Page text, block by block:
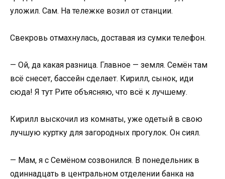
уложил. Сам. На тележке возил от станции.
Свекровь отмахнулась, доставая из сумки телефон.
— Ой, да какая разница. Главное — земля. Семён там
всё снесет, бассейн сделает. Кирилл, сынок, иди
сюда! Я тут Рите объясняю, что всё к лучшему.
Кирилл выскочил из комнаты, уже одетый в свою
лучшую куртку для загородных прогулок. Он сиял.
— Мам, я с Семёном созвонился. В понедельник в
одиннадцать в центральном отделении банка на